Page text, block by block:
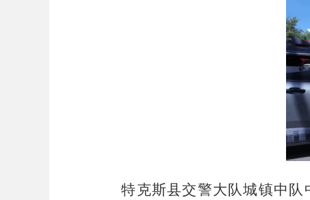
特克斯县交警大队城镇中队